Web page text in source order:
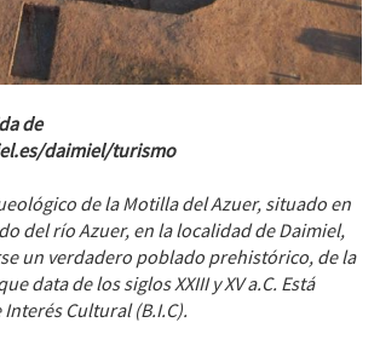
de
daimiel/turismo
de la Motilla del Azuer, situado en
del río Azuer, en la localidad de Daimiel,
un verdadero poblado prehistórico, de la
data de los siglos XXIII y XV a.C. Está
Cultural (B.I.C).